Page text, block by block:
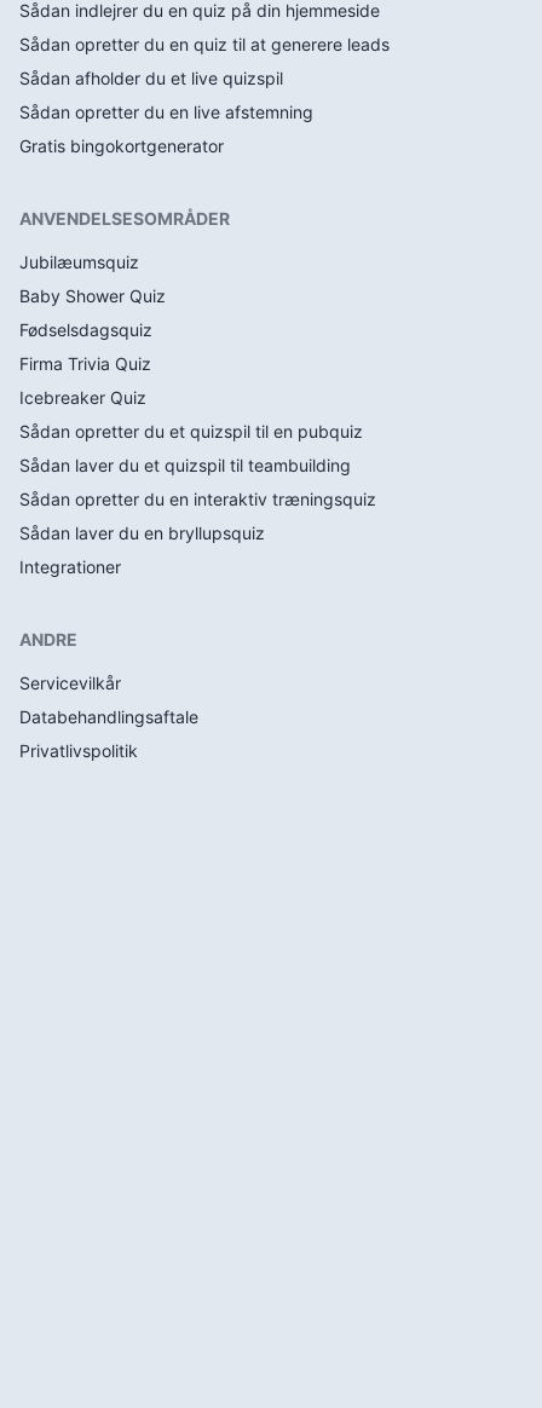
Sådan indlejrer du en quiz på din hjemmeside
Sådan opretter du en quiz til at generere leads
Sådan afholder du et live quizspil
Sådan opretter du en live afstemning
Gratis bingokortgenerator
ANVENDELSESOMRÅDER
Jubilæumsquiz
Baby Shower Quiz
Fødselsdagsquiz
Firma Trivia Quiz
Icebreaker Quiz
Sådan opretter du et quizspil til en pubquiz
Sådan laver du et quizspil til teambuilding
Sådan opretter du en interaktiv træningsquiz
Sådan laver du en bryllupsquiz
Integrationer
ANDRE
Servicevilkår
Databehandlingsaftale
Privatlivspolitik